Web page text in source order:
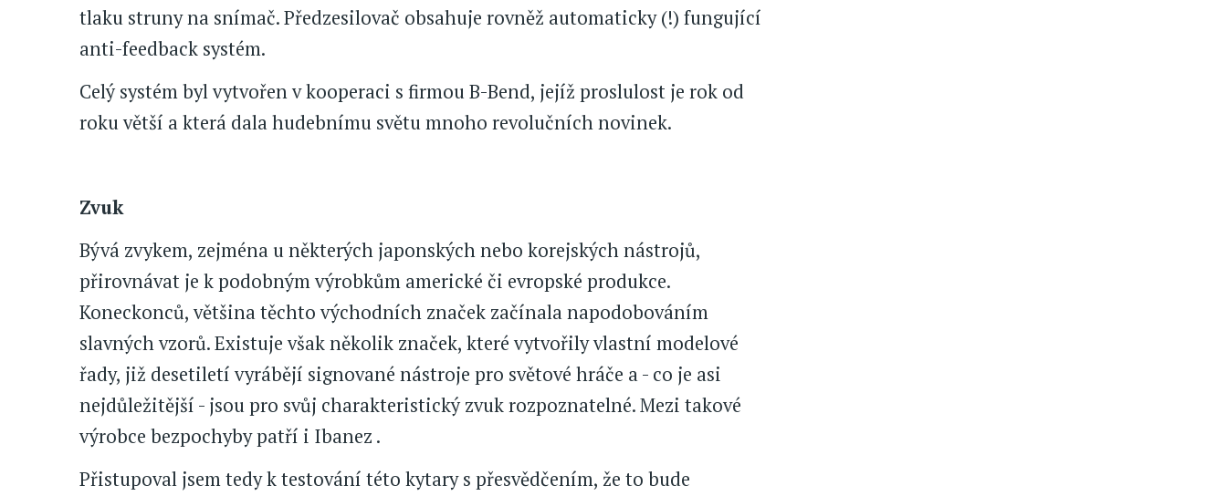
tlaku struny na snímač. Předzesilovač obsahuje rovněž automaticky (!) fungující
anti-feedback systém.
Celý systém byl vytvořen v kooperaci s firmou B-Bend, jejíž proslulost je rok od
roku větší a která dala hudebnímu světu mnoho revolučních novinek.
Zvuk
Bývá zvykem, zejména u některých japonských nebo korejských nástrojů,
přirovnávat je k podobným výrobkům americké či evropské produkce.
Koneckonců, většina těchto východních značek začínala napodobováním
slavných vzorů. Existuje však několik značek, které vytvořily vlastní modelové
řady, již desetiletí vyrábějí signované nástroje pro světové hráče a - co je asi
nejdůležitější - jsou pro svůj charakteristický zvuk rozpoznatelné. Mezi takové
výrobce bezpochyby patří i Ibanez .
Přistupoval jsem tedy k testování této kytary s přesvědčením, že to bude